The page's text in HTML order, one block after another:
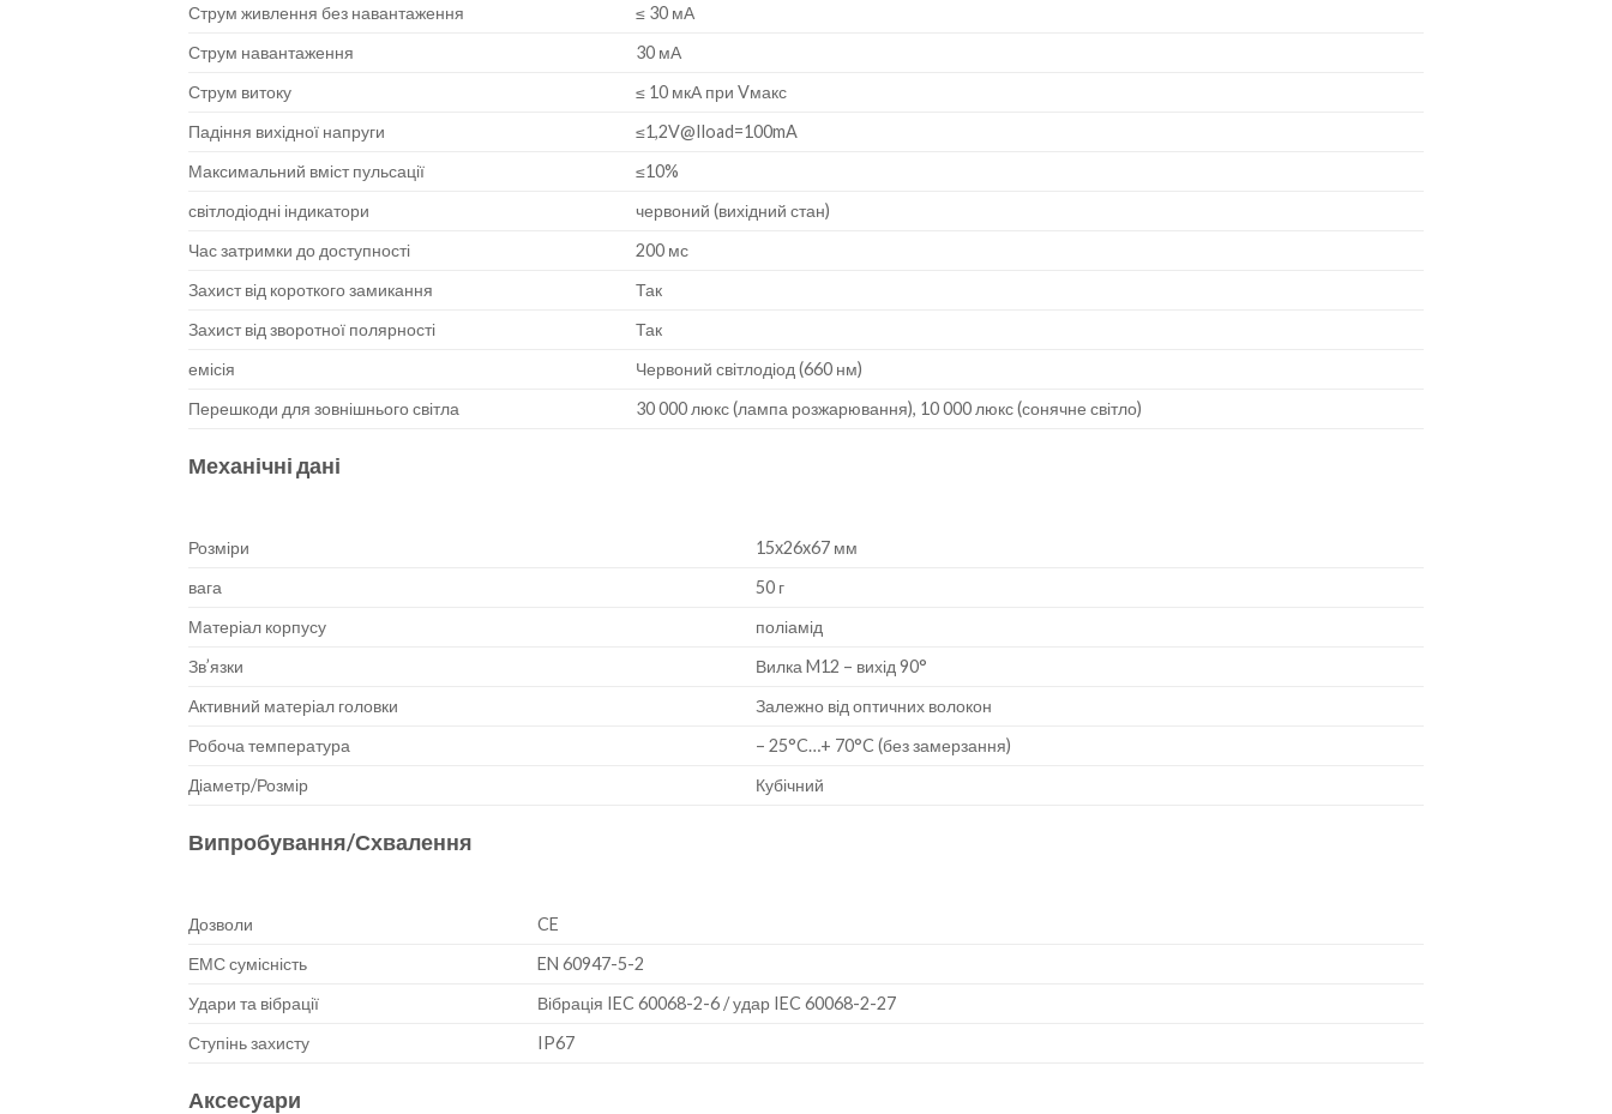
Струм живлення без навантаження
≤ 30 мА
Струм навантаження
30 мА
Струм витоку
≤ 10 мкА при Vмакс
Падіння вихідної напруги
≤1,2V@Iload=100mA
Максимальний вміст пульсації
≤10%
світлодіодні індикатори
червоний (вихідний стан)
Час затримки до доступності
200 мс
Захист від короткого замикання
Так
Захист від зворотної полярності
Так
емісія
Червоний світлодіод (660 нм)
Перешкоди для зовнішнього світла
30 000 люкс (лампа розжарювання), 10 000 люкс (сонячне світло)
Механічні дані
Розміри
15x26x67 мм
вага
50 г
Матеріал корпусу
поліамід
Зв’язки
Вилка M12 – вихід 90°
Активний матеріал головки
Залежно від оптичних волокон
Робоча температура
– 25°C…+ 70°C (без замерзання)
Діаметр/Розмір
Кубічний
Випробування/Схвалення
Дозволи
CE
ЕМС сумісність
EN 60947-5-2
Удари та вібрації
Вібрація IEC 60068-2-6 / удар IEC 60068-2-27
Ступінь захисту
IP67
Аксесуари